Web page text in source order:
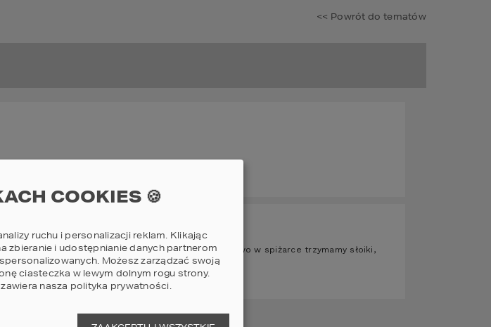
<< Powrót do tematów
mrożenie warzyw i zapas lodów na lato :) standardowo w spiżarce trzymamy słoiki,
COOKIES 🍪
ruchu i personalizacji reklam. Klikając
zbieranie i udostępnianie danych partnerom
Możesz zarządzać swoją
ciasteczka w lewym dolnym rogu strony.
nasza polityka prywatności.